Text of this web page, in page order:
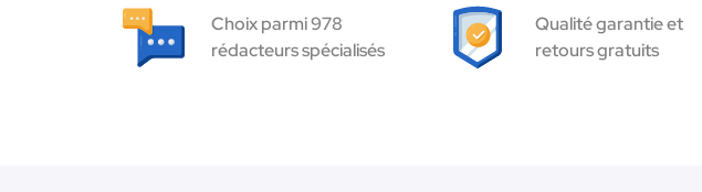
Choix parmi 978
rédacteurs spécialisés
Qualité garantie et
retours gratuits